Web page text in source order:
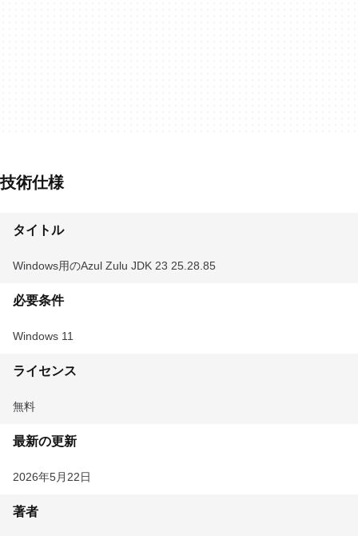
技術仕様
タイトル
Windows用のAzul Zulu JDK 23 25.28.85
必要条件
Windows 11
ライセンス
無料
最新の更新
2026年5月22日
著者